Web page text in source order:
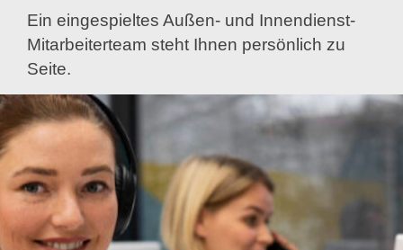
Ein eingespieltes Außen- und Innendienst-
Mitarbeiterteam steht Ihnen persönlich zu
Seite.